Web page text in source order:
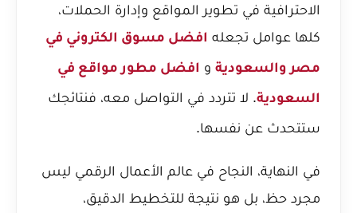
الاحترافية في تطوير المواقع وإدارة الحملات،
كلها عوامل تجعله افضل مسوق الكتروني في
مصر والسعودية و افضل مطور مواقع في
السعودية. لا تتردد في التواصل معه، فنتائجك
ستتحدث عن نفسها.
في النهاية، النجاح في عالم الأعمال الرقمي ليس
مجرد حظ، بل هو نتيجة للتخطيط الدقيق،